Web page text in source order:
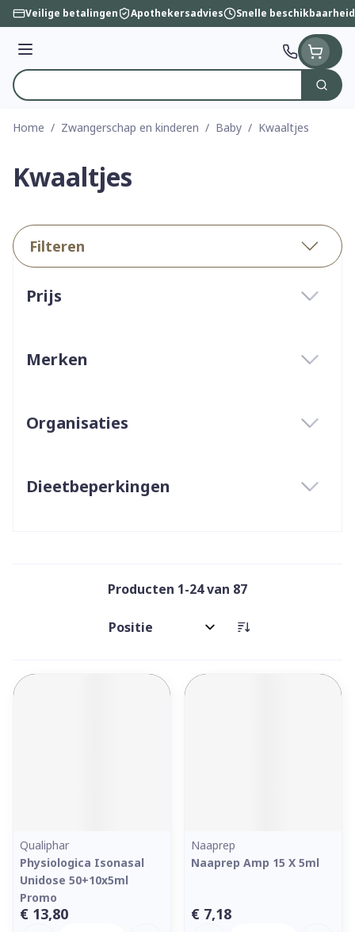
Ga naar de inhoud
Veilige betalingen Apothekersadvies Snelle beschikbaarheid
Menu
Product, merk, categorie...
Zoek
Home / Zwangerschap en kinderen / Baby / Kwaaltjes
Kwaaltjes
Filteren
Prijs
Merken
Organisaties
Dieetbeperkingen
Producten 1-24van 87
Sorteer op:
Qualiphar
Physiologica Isonasal
Unidose 50+10x5ml
Promo
€ 13,80
Naaprep
Naaprep Amp 15 X 5ml
€ 7,18